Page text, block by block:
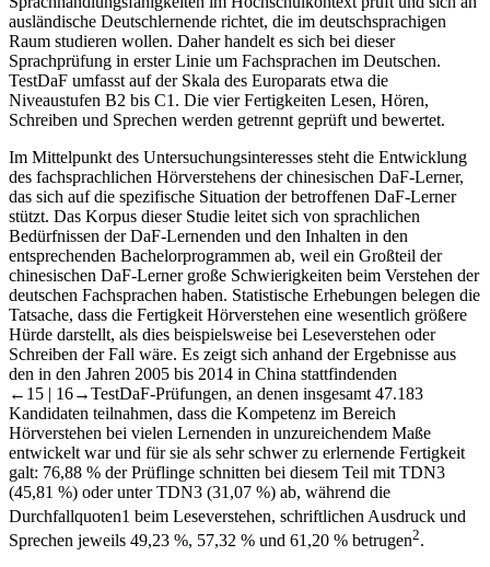
ausländische Deutschlernende richtet, die im deutschsprachigen
Raum studieren wollen. Daher handelt es sich bei dieser
Sprachprüfung in erster Linie um Fachsprachen im Deutschen.
TestDaF umfasst auf der Skala des Europarats etwa die
Niveaustufen B2 bis C1. Die vier Fertigkeiten Lesen, Hören,
Schreiben und Sprechen werden getrennt geprüft und bewertet.
Im Mittelpunkt des Untersuchungsinteresses steht die Entwicklung
des fachsprachlichen Hörverstehens der chinesischen DaF-Lerner,
das sich auf die spezifische Situation der betroffenen DaF-Lerner
stützt. Das Korpus dieser Studie leitet sich von sprachlichen
Bedürfnissen der DaF-Lernenden und den Inhalten in den
entsprechenden Bachelorprogrammen ab, weil ein Großteil der
chinesischen DaF-Lerner große Schwierigkeiten beim Verstehen der
deutschen Fachsprachen haben. Statistische Erhebungen belegen die
Tatsache, dass die Fertigkeit Hörverstehen eine wesentlich größere
Hürde darstellt, als dies beispielsweise bei Leseverstehen oder
Schreiben der Fall wäre. Es zeigt sich anhand der Ergebnisse aus
den in den Jahren 2005 bis 2014 in China stattfindenden
←15 | 16→TestDaF-Prüfungen, an denen insgesamt 47.183
Kandidaten teilnahmen, dass die Kompetenz im Bereich
Hörverstehen bei vielen Lernenden in unzureichendem Maße
entwickelt war und für sie als sehr schwer zu erlernende Fertigkeit
galt: 76,88 % der Prüflinge schnitten bei diesem Teil mit TDN3
(45,81 %) oder unter TDN3 (31,07 %) ab, während die
Durchfallquoten1 beim Leseverstehen, schriftlichen Ausdruck und
Sprechen jeweils 49,23 %, 57,32 % und 61,20 % betrugen2.